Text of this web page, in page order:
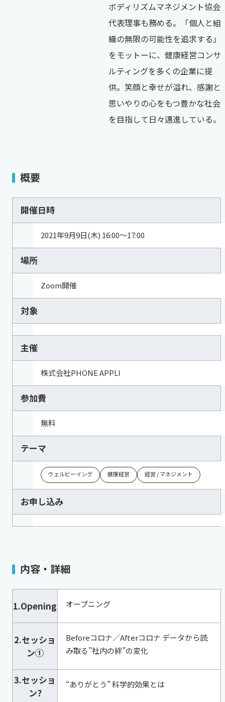
ボディリズムマネジメント協会
代表理事も務める。「個人と組
織の無限の可能性を追求する」
をモットーに、健康経営コンサ
ルティングを多くの企業に提
供。笑顔と幸せが溢れ、感謝と
思いやりの心をもつ豊かな社会
を目指して日々邁進している。
概要
開催日時
2021年9月9日(木) 16:00～17:00
場所
Zoom開催
対象
主催
株式会社PHONE APPLI
参加費
無料
テーマ
ウェルビーイング 健康経営 経営 / マネジメント
お申し込み
内容・詳細
1.Opening オープニング
2.セッショ
ン①
Beforeコロナ／Afterコロナ データから読
み取る”社内の絆”の変化
3.セッショ
ン?
“ありがとう” 科学的効果とは